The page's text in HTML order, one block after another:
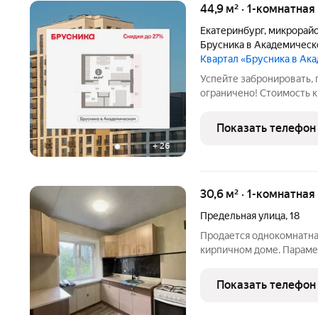
+26
44,9 м² · 1-
Екатеринбург,
Брусника в
Квартал «Брусника в
Успейте
ограничено! Стоимость
вам все подробно
отделкой в
Показать телефон
30,6 м² · 1-
Предельная улица,18
Прoдается
кирпичном доме.
, шумоизоляция
Показать телефон